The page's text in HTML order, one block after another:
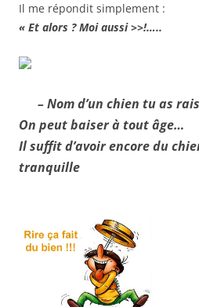
Il me répondit simplement :
« Et alors ? Moi aussi >>!…..
– Nom d’un chien tu as
On peut baiser à tout âge…
Il suffit d’avoir encore du
tranquille